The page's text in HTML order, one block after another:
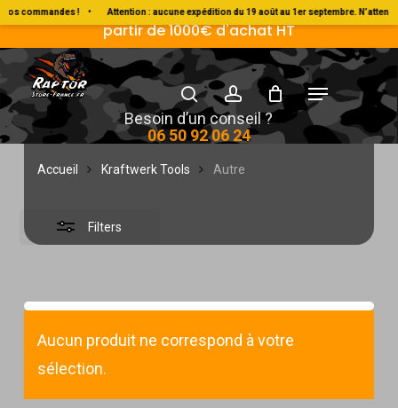
commandes ! • Attention : aucune expédition du 19 août au 1er septembre.
Skip
main
content
Livraison Gratuite en France métropolitaine à
partir de 1000€ d'achat HT
Besoin d’un conseil ?
06 50 92 06 24
searchaccount
Menu
Autre
Accueil Kraftwerk Tools Autre
Filters
Filters
Aucun produit ne correspond à votre
sélection.